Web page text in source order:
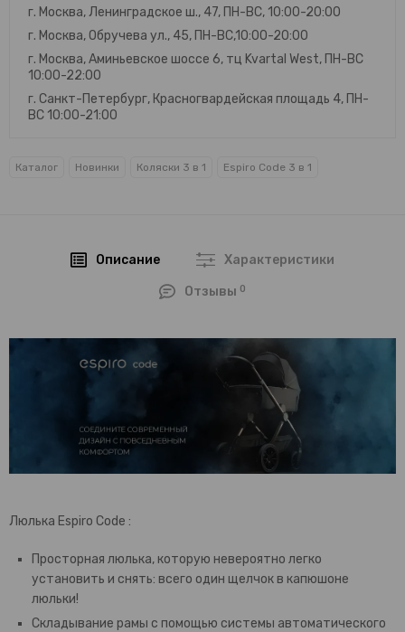
г. Москва, Ленинградское ш., 47, ПН-ВС, 10:00-20:00
г. Москва, Обручева ул., 45, ПН-ВС,10:00-20:00
г. Москва, Аминьевское шоссе 6, тц Kvartal West, ПН-ВС
10:00-22:00
г. Санкт-Петербург, Красногвардейская площадь 4, ПН-
ВС 10:00-21:00
Каталог Новинки Коляски 3 в 1 Espiro Code 3 в 1
Описание Характеристики
Отзывы 0
Люлька Espiro Code :
Просторная люлька, которую невероятно легко
установить и снять: всего один щелчок в капюшоне
люльки!
Складывание рамы с помощью системы автоматического